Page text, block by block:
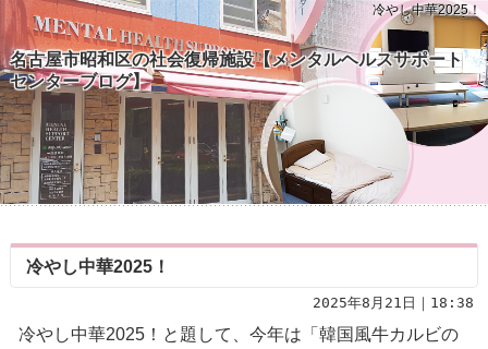
冷やし中華2025！
名古屋市昭和区の社会復帰施設【メンタルヘルスサポート
センターブログ】
冷やし中華2025！
2025年8月21日｜18:38
冷やし中華2025！と題して、今年は「韓国風牛カルビの